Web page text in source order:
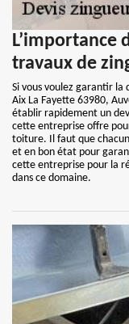
L’importance
travaux de
Si vous voulez garantir la
Aix La Fayette 63980,
établir rapidement un
cette entreprise offre
toiture. Il faut que
et en bon état pour
cette entreprise pour la
dans ce domaine.